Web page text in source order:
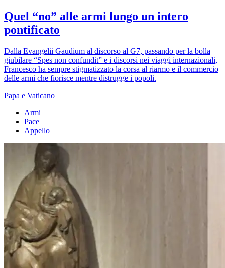
Quel “no” alle armi lungo un intero
pontificato
Dalla Evangelii Gaudium al discorso al G7, passando per la bolla
giubilare “Spes non confundit” e i discorsi nei viaggi internazionali,
Francesco ha sempre stigmatizzato la corsa al riarmo e il commercio
delle armi che fiorisce mentre distrugge i popoli.
Papa e Vaticano
Armi
Pace
Appello